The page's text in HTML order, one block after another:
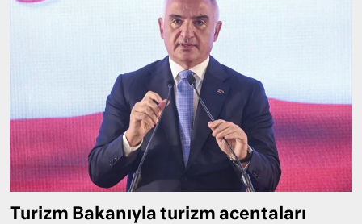
Turizm Bakanıyla turizm acentaları